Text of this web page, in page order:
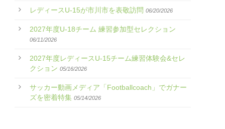
レディースU-15が市川市を表敬訪問 06/20/2026
2027年度U-18チーム 練習参加型セレクション
06/11/2026
2027年度レディースU-15チーム練習体験会&セレ
クション 05/16/2026
サッカー動画メディア「Footballcoach」でガナー
ズを密着特集 05/14/2026